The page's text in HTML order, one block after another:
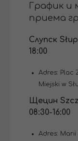
График и
приема
Слупск
18:00
Adres: Plac
Miejski w
Щецин
08:30-16:00
Adres: Marii